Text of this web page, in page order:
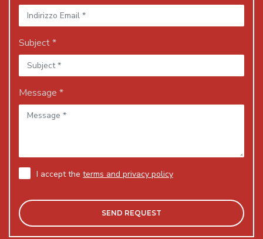
Subject *
Message *
I accept the terms and privacy policy